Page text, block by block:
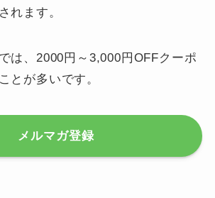
れます。
は、2000円～3,000円OFFクーポ
とが多いです。
メルマガ登録